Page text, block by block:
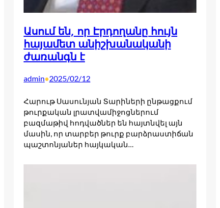
Ասում են, որ Էրդողանը հույն
հայամետ անիշխանականի
ժառանգն է
admin•2025/02/12
Հարութ Սասունյան Տարիների ընթացքում
թուրքական լրատվամիջոցներում
բազմաթիվ հոդվածներ են հայտնվել այն
մասին, որ տարբեր թուրք բարձրաստիճան
պաշտոնյաներ հայկական…